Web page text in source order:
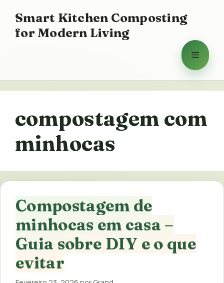
paraSmart Kitchen Composting
for Modern Living
Menu
compostagem com
minhocas
Compostagem de
minhocas em casa –
Guia sobre DIY e o que
evitar